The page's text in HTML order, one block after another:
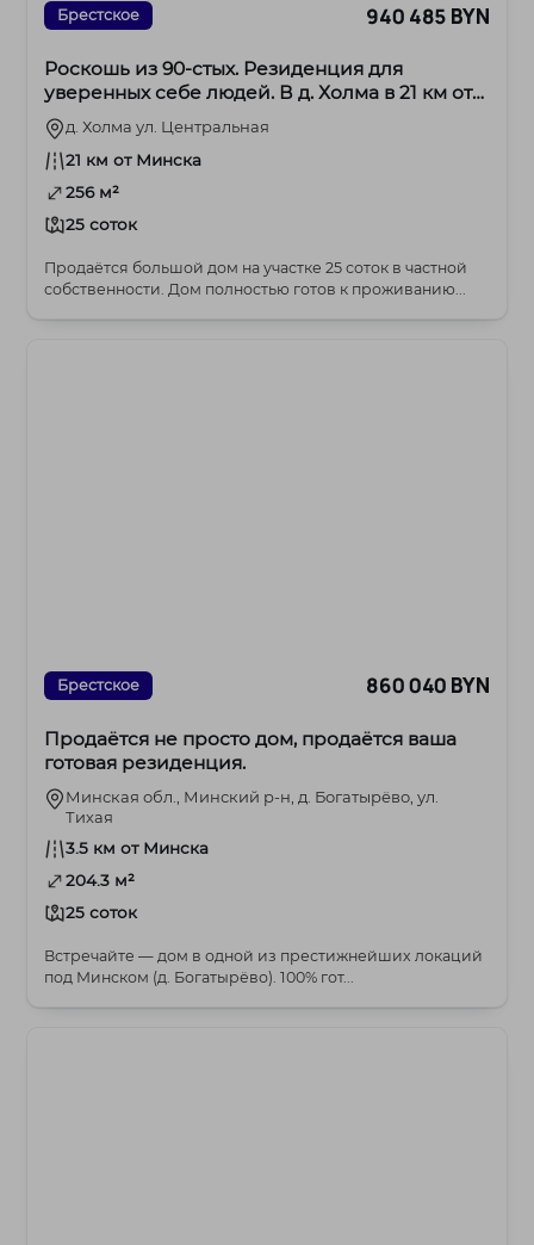
Брестское 940 485 BYN
Роскошь из 90-стых. Резиденция для
уверенных себе людей. В д. Холма в 21 км от
МКАД.
д. Холма ул. Центральная
21 км от Минска
256 м²
25 соток
Продаётся большой дом на участке 25 соток в частной
собственности. Дом полностью готов к проживанию...
Брестское 860 040 BYN
Продаётся не просто дом, продаётся ваша
готовая резиденция.
Минская обл., Минский р-н, д. Богатырёво, ул.
Тихая
3.5 км от Минска
204.3 м²
25 соток
Встречайте — дом в одной из престижнейших локаций
под Минском (д. Богатырёво). 100% гот...